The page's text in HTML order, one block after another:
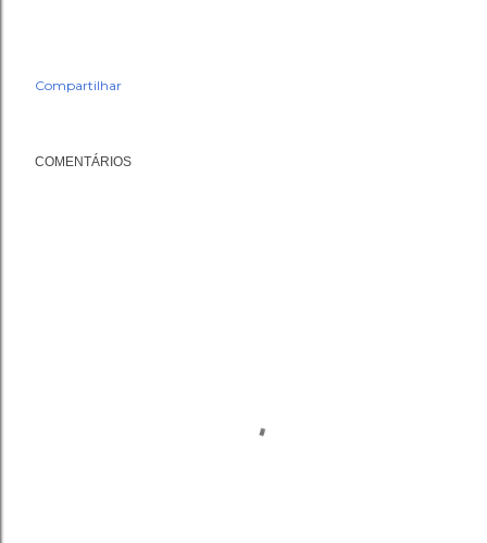
Compartilhar
COMENTÁRIOS